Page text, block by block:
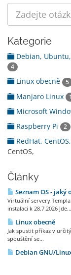
Kategorie
Debian,
4
Linux obecně 5
Manjaro Linux 1
Microsoft
Raspberry Pi 2
RedHat,
CentOS,
Články
Seznam OS -
Virtuální servery
instalaci k 28.7.2026 Jde...
Linux obecně
Jak spustit příkaz v
spouštění se...
Debian GNU/